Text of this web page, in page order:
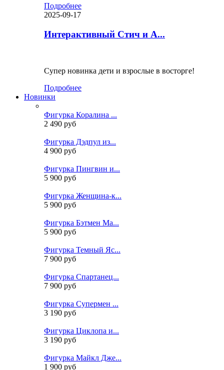
Подробнее
2025-09-17
Интерактивный Стич и А...
Супер новинка дети и взрослые в восторге!
Подробнее
Новинки
Фигурка Коралина ...
2 490 руб
Фигурка Дэдпул из...
4 900 руб
Фигурка Пингвин и...
5 900 руб
Фигурка Женщина-к...
5 900 руб
Фигурка Бэтмен Ма...
5 900 руб
Фигурка Темный Яс...
7 900 руб
Фигурка Спартанец...
7 900 руб
Фигурка Супермен ...
3 190 руб
Фигурка Циклопа и...
3 190 руб
Фигурка Майкл Дже...
1 900 руб